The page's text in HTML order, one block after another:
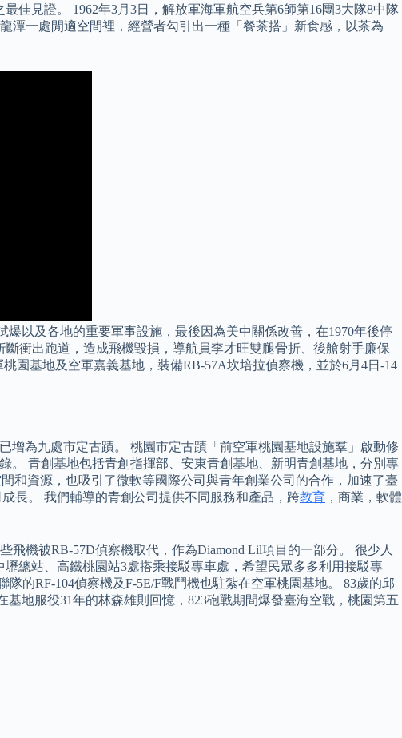
佳見證。 1962年3月3日，解放軍海軍航空兵第6師第16團3大隊8中隊
潭一處閒適空間裡，經營者勾引出一種「餐茶搭」新食感，以茶為
以及各地的重要軍事設施，最後因為美中關係改善，在1970年後停
衝出跑道，造成飛機毀損，導航員李才旺雙腿骨折、後艙射手廉保
園基地及空軍嘉義基地，裝備RB-57A坎培拉偵察機，並於6月4日-14
增為九處市定古蹟。 桃園市定古蹟「前空軍桃園基地設施羣」啟動修
。 青創基地包括青創指揮部、安東青創基地、新明青創基地，分別專
和資源，也吸引了微軟等國際公司與青年創業公司的合作，加速了臺
長。 我們輔導的青創公司提供不同服務和產品，跨教育 ，商業，軟體
飛機被RB-57D偵察機取代，作為Diamond Lil項目的一部分。 很少人
總站、高鐵桃園站3處搭乘接駁專車處，希望民眾多多利用接駁專
的RF-104偵察機及F-5E/F戰鬥機也駐紮在空軍桃園基地。 83歲的邱
地服役31年的林森雄則回憶，823砲戰期間爆發臺海空戰，桃園第五